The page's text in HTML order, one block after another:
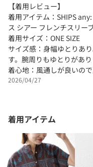
【着用レビュー】
着用アイテム：SHIPS
ス シアー フレンチスリー
着用サイズ：ONE SIZE
サイズ感：身幅ゆとりあ
す。腕周りもゆとりがあり
着心地：風通しが良いの
2026/04/27
着用アイテム